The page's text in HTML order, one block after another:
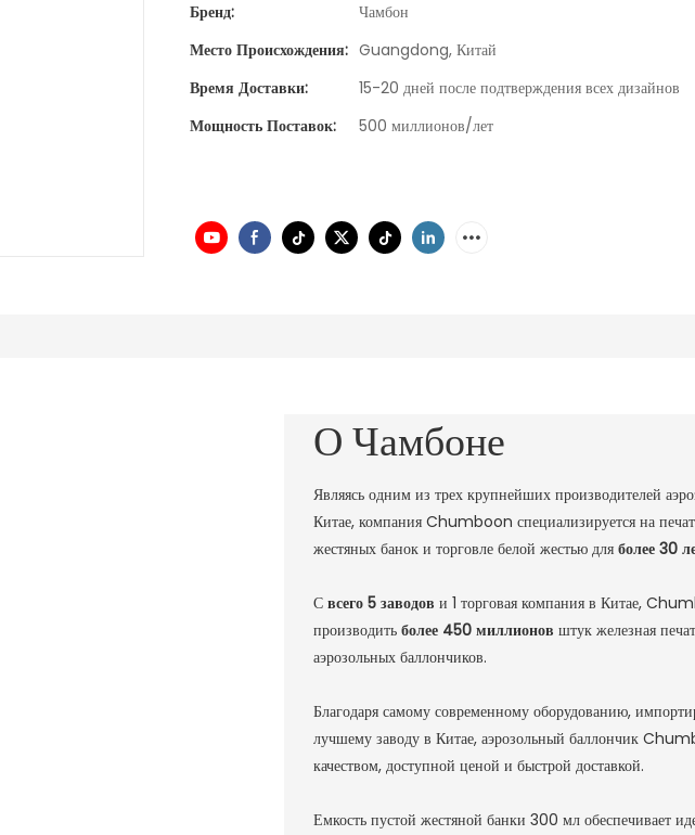
Бренд:
Чамбон
Место Происхождения: Guangdong, Китай
Время Доставки:
15-20 дней после подтверждения всех дизайнов
Мощность Поставок:
500 миллионов/лет
О Чамбоне
Являясь одним из трех крупнейших производителей
Китае, компания Chumboon специализируется на
жестяных банок и торговле белой жестью для более 30
С всего 5 заводов и 1 торговая компания в Китае,
производить более 450 миллионов штук железная
аэрозольных баллончиков.
Благодаря самому современному оборудованию,
лучшему заводу в Китае, аэрозольный баллончик
качеством, доступной ценой и быстрой доставкой.
Емкость пустой жестяной банки 300 мл обеспечивает